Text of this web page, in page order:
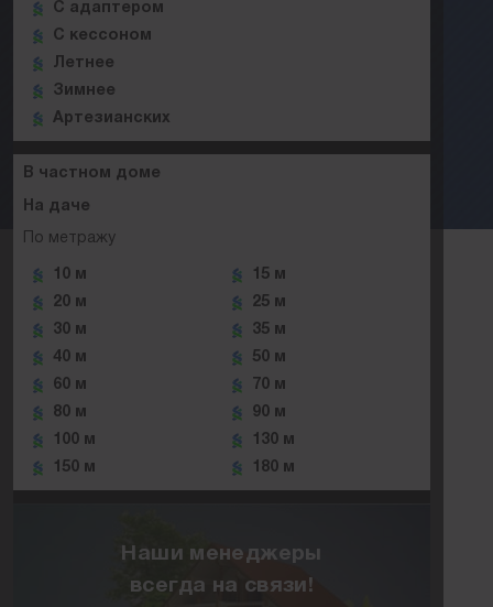
C адаптером
C кессоном
Летнее
Зимнее
Артезианских
В частном доме
На даче
По метражу
10 м
15 м
20 м
25 м
30 м
35 м
40 м
50 м
60 м
70 м
80 м
90 м
100 м
130 м
150 м
180 м
Наши менеджеры
всегда на связи!